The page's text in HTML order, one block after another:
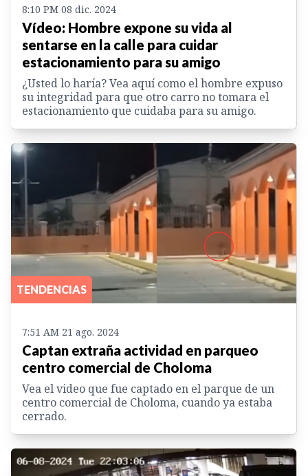
8:10 PM 08 dic. 2024
Vídeo: Hombre expone su vida al
sentarse en la calle para cuidar
estacionamiento para su amigo
¿Usted lo haría? Vea aquí como el hombre expuso
su integridad para que otro carro no tomara el
estacionamiento que cuidaba para su amigo.
TENDENCIAS
7:51 AM 21 ago. 2024
Captan extraña actividad en parqueo
centro comercial de Choloma
Vea el video que fue captado en el parque de un
centro comercial de Choloma, cuando ya estaba
cerrado.